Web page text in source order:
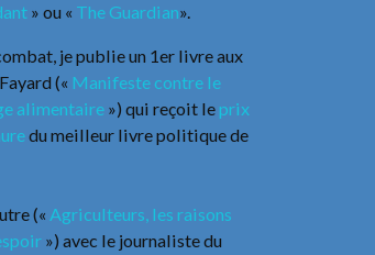
» ou « The Guardian».
je publie un 1er livre aux
(« Manifeste contre le
alimentaire ») qui reçoit le prix
du meilleur livre politique de
(« Agriculteurs, les raisons
») avec le journaliste du